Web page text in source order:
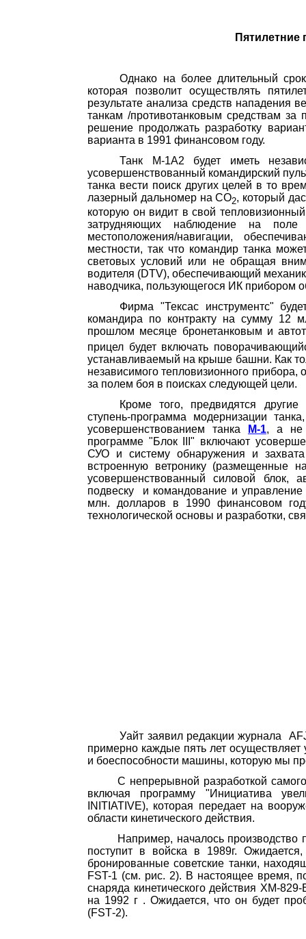
Однако на более длительный
которая позволит осуществлять
результате анализа средств нападения
танкам /противотанковым средствам
решение продолжать разработку
варианта в 1991 финансовом году.
Танк М-1А2 будет иметь
усовершенствованный командирский
танка вести поиск других целей в то
лазерный дальномер на СО2, который
которую он видит в свой
затрудняющих наблюдение на
местоположения/навигации,
местности, так что командир танка
световых условий или не обращая
водителя (DTV), обеспе­чивающий
наводчика, пользующегося ИК прибором
Фирма "Тексас инструментс"
командира по контракту на сумму 12
прошлом месяце бронетанковым и
прицел будет включать
устанавливаемый на крыше башни. Как
неза­висимого тепловизионного
за полем боя в поисках следующей цели.
Кроме того, предвидятся
ступень-программа модернизации
усовершенствованием танка
М-1, а не
программе "Блок III" включают
СУО и систему обнаружения и
встроенную ветронику (размещенные
усовершенствованный силовой блок,
подвеску
и командование и
млн. долларов в 1990 финансовом
технологической основы и разработки,
Уайт заявил редакции журнала
примерно каждые пять лет
и бое­способности машины, которую мы
С непрерывной разработкой
включая программу "Инициатива
INITIATIVE), которая передает на
области кинетического действия.
Например, началось
поступит в войска в 1989г.
бронированные советские танки,
FST-1 (см. рис. 2). В настоящее время,
снаряда кинетического действия ХМ-
на 1992 г . Ожидается, что он будет
(FST-2).